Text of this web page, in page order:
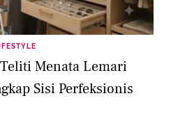
Menata Lemari
Sisi Perfeksionis